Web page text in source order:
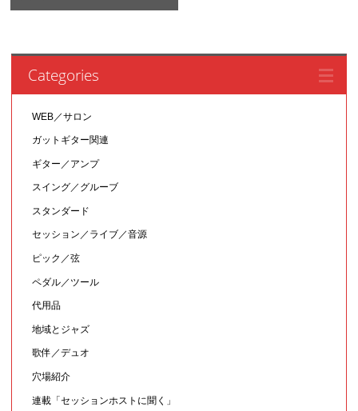
Categories
WEB／サロン
ガットギター関連
ギター／アンプ
スイング／グルーブ
スタンダード
セッション／ライブ／音源
ピック／弦
ペダル／ツール
代用品
地域とジャズ
歌伴／デュオ
穴場紹介
連載「セッションホストに聞く」